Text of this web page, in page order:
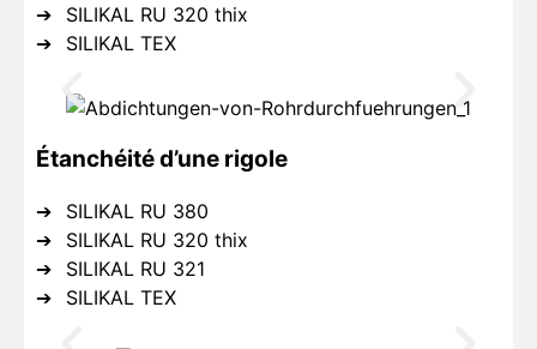
SILIKAL RU 320 thix
SILIKAL TEX
Étanchéité d’une rigole
SILIKAL RU 380
SILIKAL RU 320 thix
SILIKAL RU 321
SILIKAL TEX